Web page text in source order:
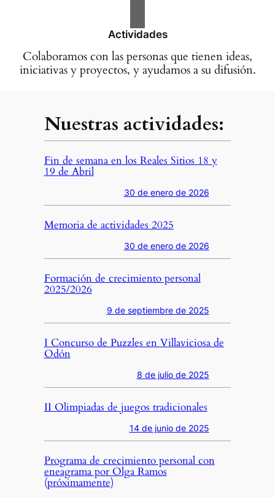
Actividades
Colaboramos con las personas que tienen ideas,
iniciativas y proyectos, y ayudamos a su difusión.
Nuestras actividades:
Fin de semana en los Reales Sitios 18 y
19 de Abril
30 de enero de 2026
Memoria de actividades 2025
30 de enero de 2026
Formación de crecimiento personal
2025/2026
9 de septiembre de 2025
I Concurso de Puzzles en Villaviciosa de
Odón
8 de julio de 2025
II Olimpiadas de juegos tradicionales
14 de junio de 2025
Programa de crecimiento personal con
eneagrama por Olga Ramos
(próximamente)